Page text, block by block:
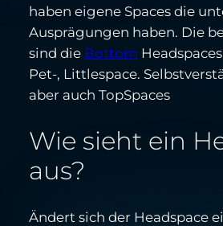
haben eigene Spaces die
Ausprägungen haben. Die
sind die Bottom
Pet-, Littlespace.
aber auch TopSpaces
Wie sieht ein
aus?
Ändert sich der Headspace